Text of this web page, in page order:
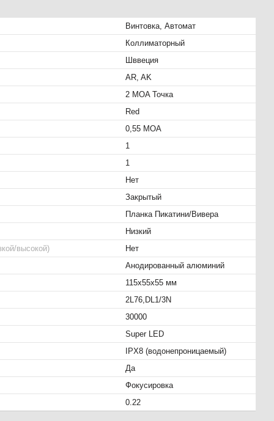
Винтовка, Автомат
Коллиматорный
Шввеция
AR, AK
2 MOA Точка
Red
0,55 МОА
1
1
Нет
Закрытый
Планка Пикатини/Вивера
Низкий
высокой)
Нет
Анодированный алюминий
115x55x55 мм
2L76,DL1/3N
30000
Super LED
IPX8 (водонепроницаемый)
Да
Фокусировка
0.22